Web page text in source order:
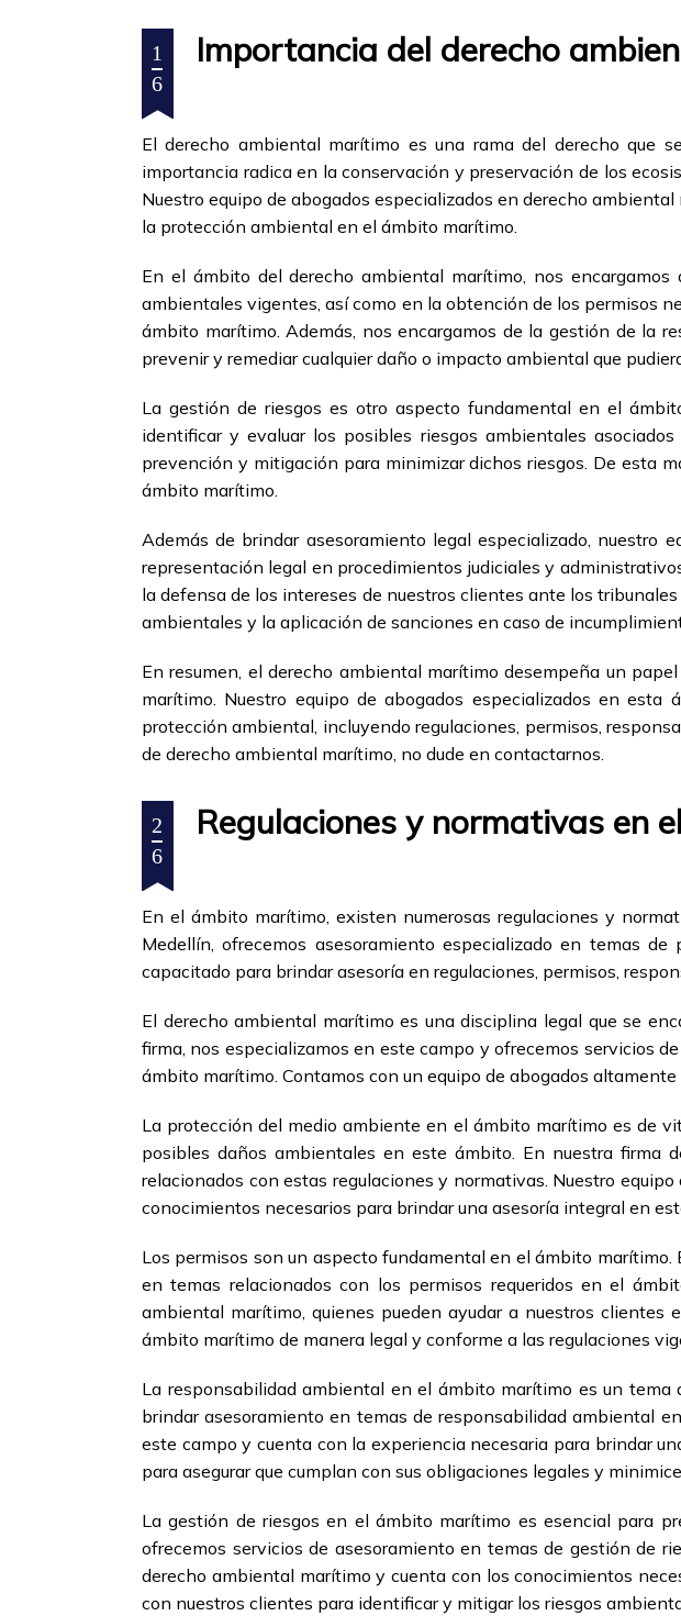
1
6
Importancia del derecho
El derecho ambiental marítimo es una rama del derecho que
importancia radica en la conservación y preservación de los
Nuestro equipo de abogados especializados en derecho
la protección ambiental en el ámbito marítimo.
En el ámbito del derecho ambiental marítimo, nos
ambientales vigentes, así como en la obtención de los permisos
ámbito marítimo. Además, nos encargamos de la gestión de la
prevenir y remediar cualquier daño o impacto ambiental que
La gestión de riesgos es otro aspecto fundamental en el
identificar y evaluar los posibles riesgos ambientales
prevención y mitigación para minimizar dichos riesgos. De esta
ámbito marítimo.
Además de brindar asesoramiento legal especializado, nuestro
representación legal en procedimientos judiciales y
la defensa de los intereses de nuestros clientes ante los
ambientales y la aplicación de sanciones en caso de
En resumen, el derecho ambiental marítimo desempeña un
marítimo. Nuestro equipo de abogados especializados en
protección ambiental, incluyendo regulaciones, permisos,
de derecho ambiental marítimo, no dude en contactarnos.
2
6
Regulaciones y normativas en
En el ámbito marítimo, existen numerosas regulaciones y
Medellín, ofrecemos asesoramiento especializado en temas
capacitado para brindar asesoría en regulaciones, permisos,
El derecho ambiental marítimo es una disciplina legal que se
firma, nos especializamos en este campo y ofrecemos servicios
ámbito marítimo. Contamos con un equipo de abogados
La protección del medio ambiente en el ámbito marítimo es de
posibles daños ambientales en este ámbito. En nuestra firma
relacionados con estas regulaciones y normativas. Nuestro
conocimientos necesarios para brindar una asesoría integral en
Los permisos son un aspecto fundamental en el ámbito
en temas relacionados con los permisos requeridos en el
ambiental marítimo, quienes pueden ayudar a nuestros
ámbito marítimo de manera legal y conforme a las regulaciones
La responsabilidad ambiental en el ámbito marítimo es un
brindar asesoramiento en temas de responsabilidad ambiental
este campo y cuenta con la experiencia necesaria para brindar
para asegurar que cumplan con sus obligaciones legales y
La gestión de riesgos en el ámbito marítimo es esencial para
ofrecemos servicios de asesoramiento en temas de gestión de
derecho ambiental marítimo y cuenta con los conocimientos
con nuestros clientes para identificar y mitigar los riesgos